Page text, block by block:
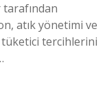
atık yönetimi ve
tüketici tercihlerini